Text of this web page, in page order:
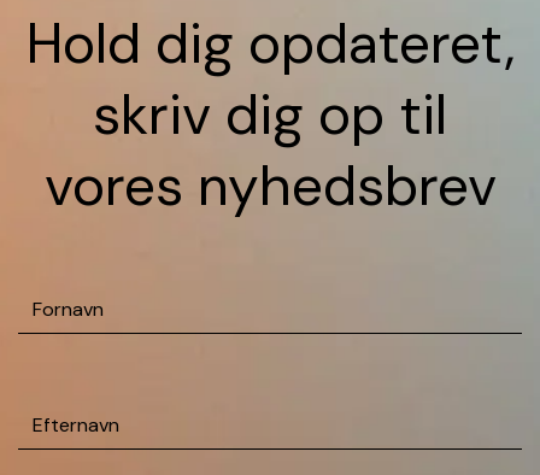
Hold dig opdateret,
skriv dig op til
vores nyhedsbrev
Efternavn